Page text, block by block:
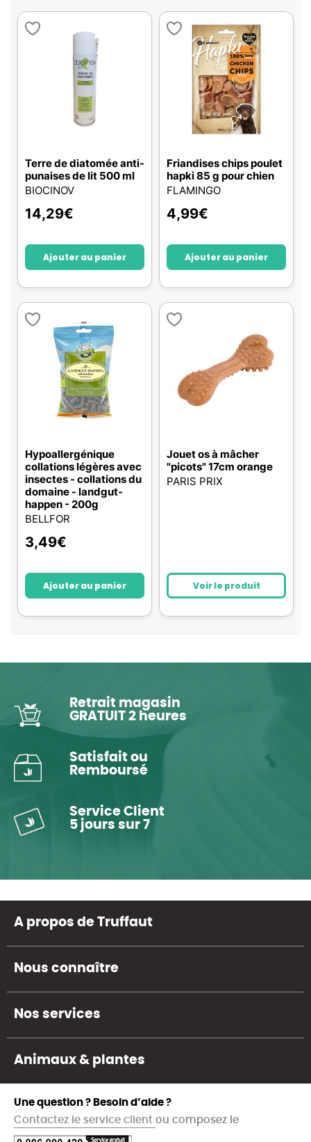
Terre de diatomée anti-
punaises de lit 500 ml
BIOCINOV
14,29€
Ajouter au panier
Friandises chips poulet
hapki 85 g pour chien
FLAMINGO
4,99€
Ajouter au panier
Hypoallergénique
collations légères avec
insectes - collations du
domaine - landgut-
happen - 200g
BELLFOR
3,49€
Ajouter au panier
Jouet os à mâcher
"picots" 17cm orange
PARIS PRIX
Voir le produit
Retrait magasin
GRATUIT 2 heures
Satisfait ou
Remboursé
Service Client
5 jours sur 7
A propos de Truffaut
Nous connaître
Nos services
Animaux & plantes
Une question ? Besoin d’aide ?
Contactez le service client ou composez le